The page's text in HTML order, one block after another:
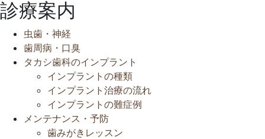
診療案内
虫歯・神経
歯周病・口臭
タカシ歯科のインプラント
インプラントの種類
インプラント治療の流れ
インプラントの難症例
メンテナンス・予防
歯みがきレッスン